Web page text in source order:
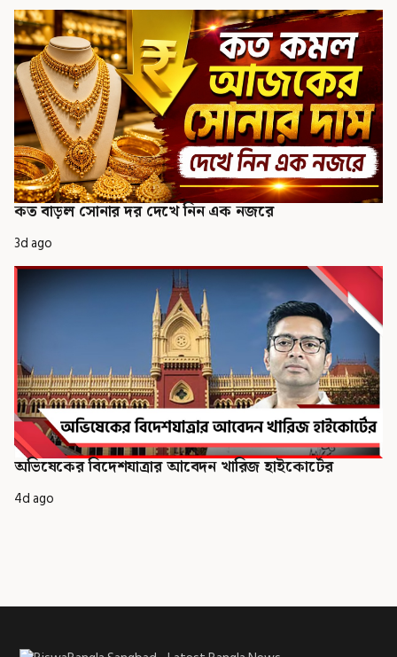
কত বাড়ল সোনার দর দেখে নিন এক নজরে
3d ago
অভিষেকের বিদেশযাত্রার আবেদন খারিজ হাইকোর্টের
4d ago